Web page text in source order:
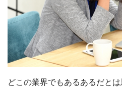
どこの業界でもあるあるだと